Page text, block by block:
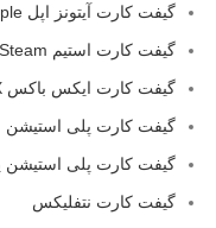
گیفت کارت آیتونز اپل Apple
گیفت کارت استیم Steam
گیفت کارت ایکس باکس XBOX
گیفت کارت پلی استیشن
گیفت کارت پلی استیشن
گیفت کارت نتفلیکس